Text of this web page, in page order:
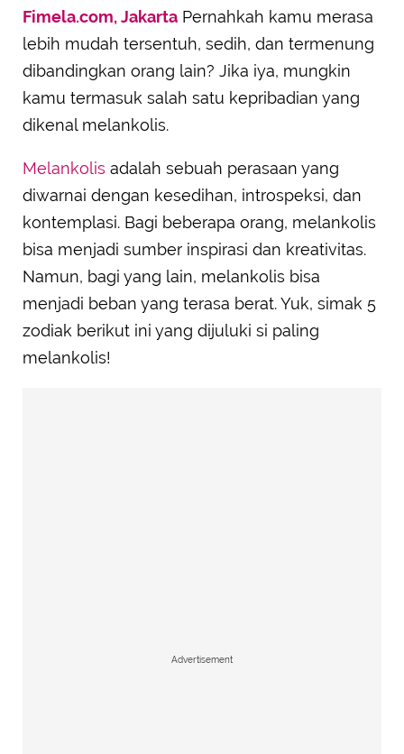
Fimela.com, Jakarta Pernahkah kamu merasa
lebih mudah tersentuh, sedih, dan termenung
dibandingkan orang lain? Jika iya, mungkin
kamu termasuk salah satu kepribadian yang
dikenal melankolis.
Melankolis adalah sebuah perasaan yang
diwarnai dengan kesedihan, introspeksi, dan
kontemplasi. Bagi beberapa orang, melankolis
bisa menjadi sumber inspirasi dan kreativitas.
Namun, bagi yang lain, melankolis bisa
menjadi beban yang terasa berat. Yuk, simak 5
zodiak berikut ini yang dijuluki si paling
melankolis!
Advertisement